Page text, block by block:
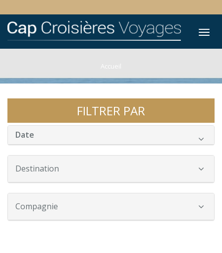
Accueil
FILTRER PAR
Date
Destination
Compagnie